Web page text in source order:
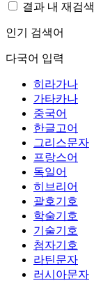
결과 내 재검색
인기 검색어
다국어 입력
히라가나
가타카나
중국어
한글고어
그리스문자
프랑스어
독일어
히브리어
괄호기호
학술기호
기술기호
첨자기호
라틴문자
러시아문자